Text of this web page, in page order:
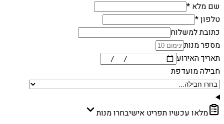
שם מלא *
טלפון *
כתובת למשלוח
מספר מנות
תאריך האירוע
חבילה מועדפת
מלאו עכשיו תפריט אישיבחרו מנות